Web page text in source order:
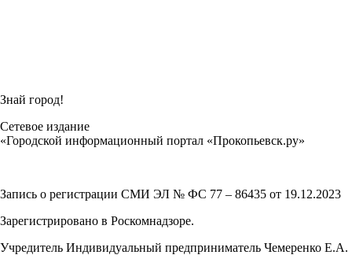
Знай город!
Сетевое издание
«Городской информационный портал «Прокопьевск.ру»
Запись о регистрации СМИ ЭЛ № ФС 77 – 86435 от 19.12.2023
Зарегистрировано в Роскомнадзоре.
Учредитель Индивидуальный предприниматель Чемеренко Е.А.